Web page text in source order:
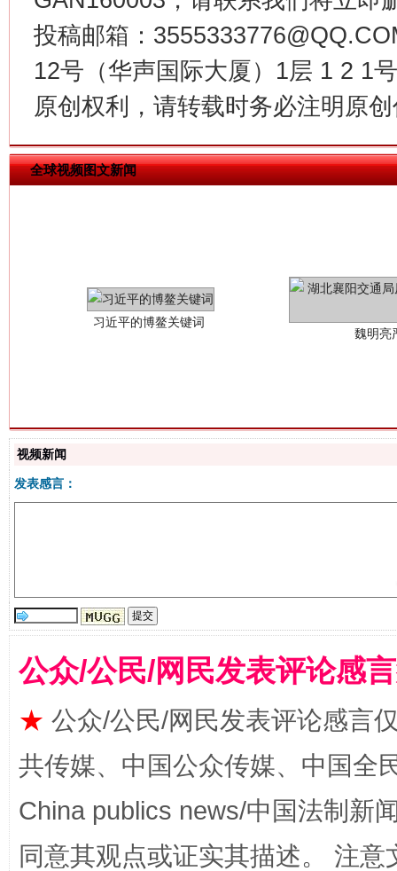
投稿邮箱：
12号（华声国际大厦）1层 1 2 1
原创权利，请转载时务必注明原
全球视频图文新闻
视频新闻
发表感言：
公众/公民/网民发表评论感
★ 公众/公民/网民发表评论感言
共传媒、中国公众传媒、中国全
China publics news/中国法制新
同意其观点或证实其描述。 注